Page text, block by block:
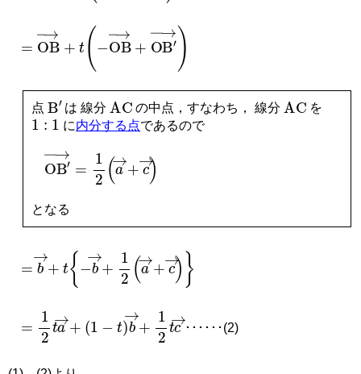
=OB→ +t OB→ +O B′
点 B′ は 線分
AC
の中点，すなわち， 線分
AC
を
1:1
に内分する点であるので
OB → =12 a→+
となる
=b→+t −b→ +12a→+ c
=12ta→+1−tb→ +12tc →
･･････(2)